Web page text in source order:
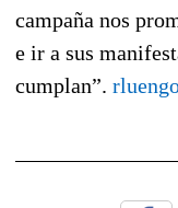
campaña nos
e ir a sus
cumplan”.